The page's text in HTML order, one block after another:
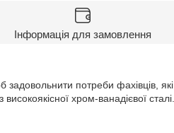
Інформація для замовлення
потреби фахівців, які
хром-ванадієвої сталі.